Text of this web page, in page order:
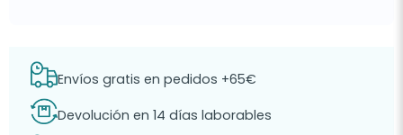
Envíos gratis en pedidos +65€
Devolución en 14 días laborables